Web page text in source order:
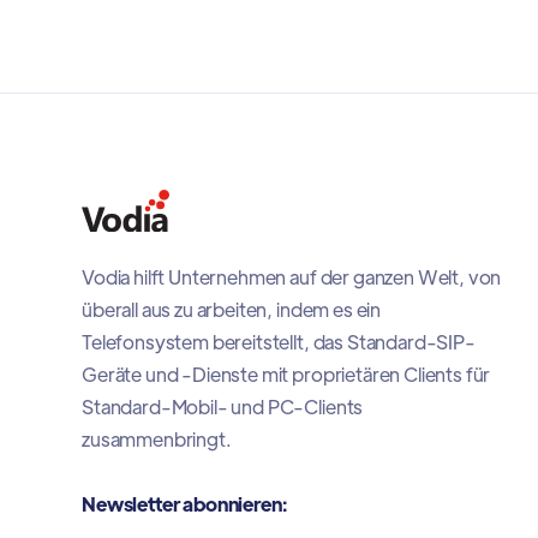
Vodia hilft Unternehmen auf der ganzen Welt, von
überall aus zu arbeiten, indem es ein
Telefonsystem bereitstellt, das Standard-SIP-
Geräte und -Dienste mit proprietären Clients für
Standard-Mobil- und PC-Clients
zusammenbringt.
Newsletter abonnieren: